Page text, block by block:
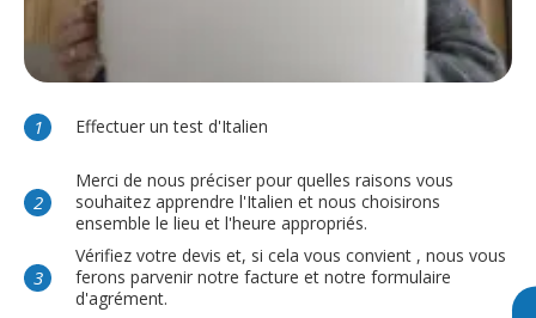
Effectuer un test d'Italien
Merci de nous préciser pour quelles raisons vous
souhaitez apprendre l'Italien et nous choisirons
ensemble le lieu et l'heure appropriés.
Vérifiez votre devis et, si cela vous convient , nous vous
ferons parvenir notre facture et notre formulaire
d'agrément.